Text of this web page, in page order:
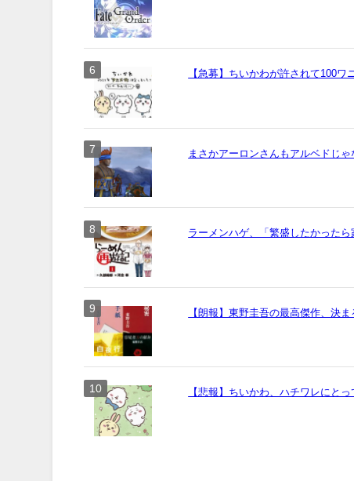
【急募】ちいかわが許されて100ワ
まさかアーロンさんもアルベドじ
ラーメンハゲ、「繁盛したかった
【朗報】東野圭吾の最高傑作、決ま
【悲報】ちいかわ、ハチワレにと